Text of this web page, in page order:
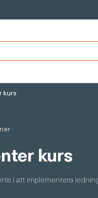
kurs
kurs
i att implementera